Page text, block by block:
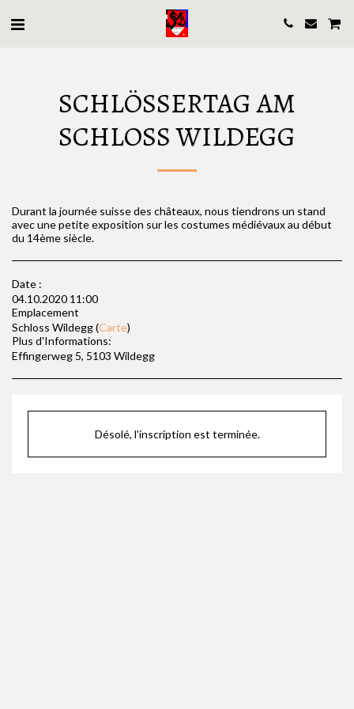
SCHLÖSSERTAG AM
SCHLOSS WILDEGG
Durant la journée suisse des châteaux, nous tiendrons un stand
avec une petite exposition sur les costumes médiévaux au début
du 14ème siècle.
Date :
04.10.2020 11:00
Emplacement
Schloss Wildegg (Carte)
Plus d'Informations:
Effingerweg 5, 5103 Wildegg
Désolé, l'inscription est terminée.